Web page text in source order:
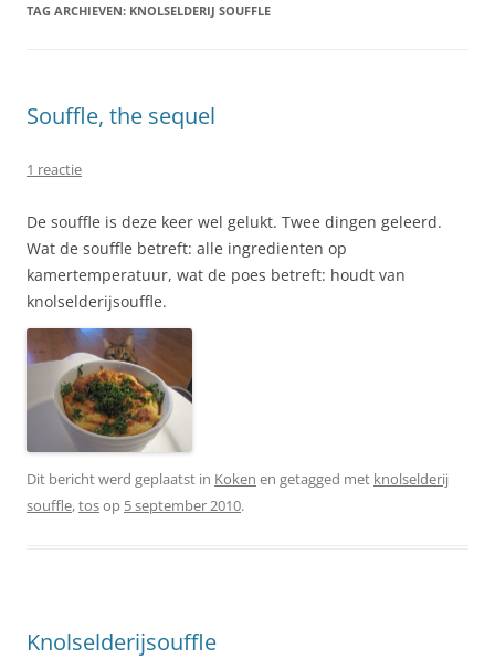
TAG ARCHIEVEN: KNOLSELDERIJ SOUFFLE
Souffle, the sequel
1 reactie
De souffle is deze keer wel gelukt. Twee dingen geleerd.
Wat de souffle betreft: alle ingredienten op
kamertemperatuur, wat de poes betreft: houdt van
knolselderijsouffle.
Dit bericht werd geplaatst in Koken en getagged met knolselderij
souffle,tosop 5 september 2010.
Knolselderijsouffle